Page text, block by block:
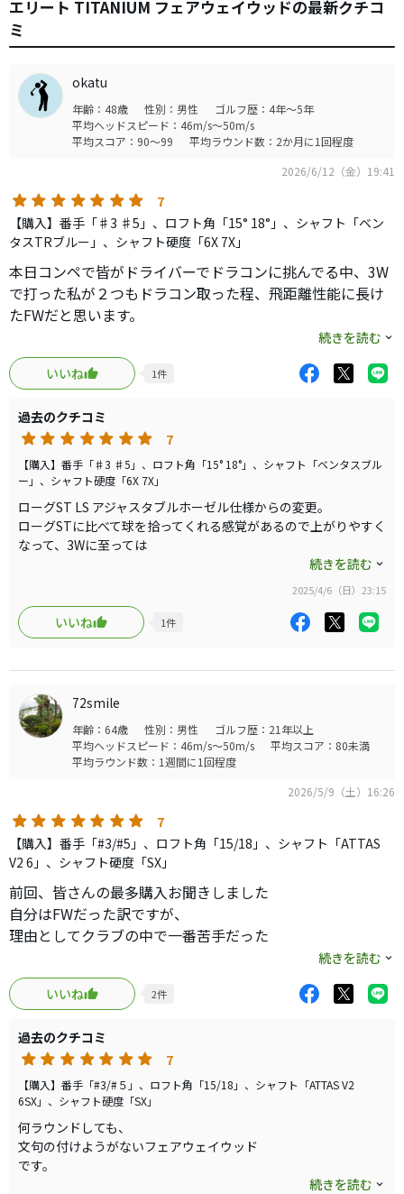
エリート TITANIUM フェアウェイウッドの最新クチコ
ミ
okatu
年齢：48歳 性別：男性
ゴルフ歴：4年～5年
平均ヘッドスピード：46m/s～50m/s
平均スコア：90～99
平均ラウンド数：2か月に1回程度
2026/6/12（金）19:41
7
【購入】番手「♯3 ♯5」、ロフト角「15° 18°」、シャフト「ベン
タスTRブルー」、シャフト硬度「6X 7X」
本日コンペで皆がドライバーでドラコンに挑んでる中、3W
で打った私が２つもドラコン取った程、飛距離性能に長け
たFWだと思います。
何らドライバーに引けを取らない程の球の強さ、そしてミ
スヒットの強さ、上がり易さは無敵と言える程のFWだと思
います。
エリートならマークダウンしてるし安く買えると思うので
見つけたら買って損はないと思います。
続きを読む
いいね
1件
過去のクチコミ
7
【購入】番手「♯3 ♯5」、ロフト角「15° 18°」、シャフト「ベンタスブル
ー」、シャフト硬度「6X 7X」
ローグST LS アジャスタブルホーゼル仕様からの変更。
ローグSTに比べて球を拾ってくれる感覚があるので上がりやすく
なって、3Wに至っては
ローグだとちょっとハードでフェアウェイから打つのにかなり抵
抗があったんですが、これにして何の躊躇いもなく打てる様にな
りました。
上がりやすい上に初速が早い。
ローグでも初速70を超える事はなかったんですがこれにして70
ただ5Wに至っては上がり過ぎてしまってるかな…前に飛んでるっ
てより上に飛んでしまってる感じ。
打音もバキン！と打感もちょっと硬い感じがします。
正直、価格高いし打感良くなかったら買うの止めようかなって安
易に思ってたんですがそれを帳消しにしてしまうくらいの性能の
続きを読む
2025/4/6（日）23:15
いいね 1件
72smile
年齢：64歳 性別：男性
ゴルフ歴：21年以上
平均ヘッドスピード：46m/s～50m/s
平均スコア：80未満
平均ラウンド数：1週間に1回程度
2026/5/9（土）16:26
7
【購入】番手「#3/#5」、ロフト角「15/18」、シャフト「ATTAS
V2 6」、シャフト硬度「SX」
前回、皆さんの最多購入お聞きしました
自分はFWだった訳ですが、
理由としてクラブの中で一番苦手だった
を代用してました。
還暦過ぎて、マイゴルフの将来考えた時
来れなくなぁ～って思い色々試す中で
これは３ｗ・５ｗ共に素晴らしい
続きを読む
いいね
2件
過去のクチコミ
7
【購入】番手「#3/#５」、ロフト角「15/18」、シャフト「ATTAS V2
6SX」、シャフト硬度「SX」
何ラウンドしても、
文句の付けようがないフェアウェイウッド
です。
続きを読む